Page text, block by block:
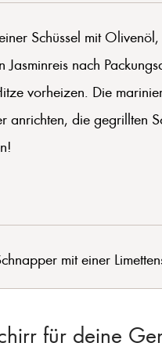
Schüssel mit
Jasminreis nach
vorheizen. Die
anrichten, die gegrillten
mit einer
für deine